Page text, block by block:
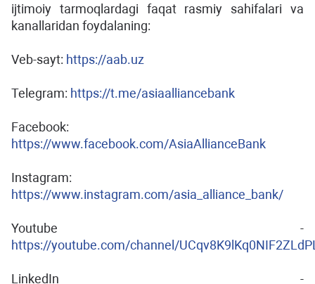
ijtimoiy tarmoqlardagi faqat rasmiy sahifalari va
kanallaridan foydalaning:
Veb-sayt: https://aab.uz
Telegram: https://t.me/asiaalliancebank
Facebook:
https://www.facebook.com/AsiaAllianceBank
Instagram:
https://www.instagram.com/asia_alliance_bank/
Youtube -
https://youtube.com/channel/
LinkedIn -